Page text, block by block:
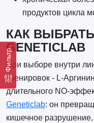
Фильтр
продуктов цикла
КАК
GENETICLAB
При выборе внутри
тренировок - L-
длительного NO-
Geneticlab: он
кишечное